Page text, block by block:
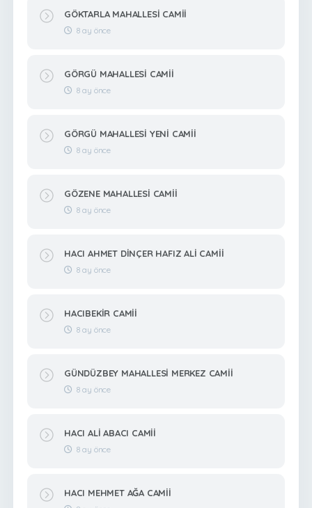
GÖKTARLA MAHALLESİ CAMİİ
8 ay önce
GÖRGÜ MAHALLESİ CAMİİ
8 ay önce
GÖRGÜ MAHALLESİ YENİ CAMİİ
8 ay önce
GÖZENE MAHALLESİ CAMİİ
8 ay önce
HACI AHMET DİNÇER HAFIZ ALİ CAMİİ
8 ay önce
HACIBEKİR CAMİİ
8 ay önce
GÜNDÜZBEY MAHALLESİ MERKEZ CAMİİ
8 ay önce
HACI ALİ ABACI CAMİİ
8 ay önce
HACI MEHMET AĞA CAMİİ